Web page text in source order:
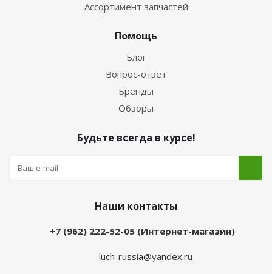
Ассортимент запчастей
Помощь
Блог
Вопрос-ответ
Бренды
Обзоры
Будьте всегда в курсе!
Наши контакты
+7 (962) 222-52-05 (Интернет-магазин)
luch-russia@yandex.ru